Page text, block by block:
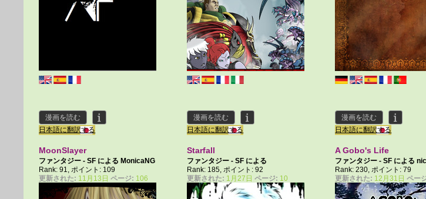
漫画を読む
日本語に翻訳する
漫画を読む
日本語に翻訳する
漫画を読む
日本語に翻訳する
MoonSlayer
ファンタジー - SF による MonicaNG
Rank: 91, ポイント: 109
更新された: 11月13日 ページ: 106
Starfall
ファンタジー - SF による
Sideburn004
Rank: 185, ポイント: 92
更新された: 1月27日 ページ: 10
A Gobo's Life
ファンタジー - SF による
Rank: 230, ポイント: 79
更新された: 12月31日 ペー